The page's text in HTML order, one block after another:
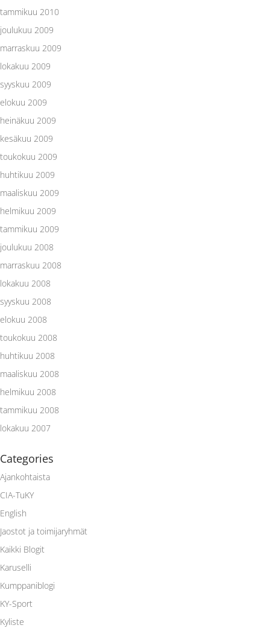
tammikuu 2010
joulukuu 2009
marraskuu 2009
lokakuu 2009
syyskuu 2009
elokuu 2009
heinäkuu 2009
kesäkuu 2009
toukokuu 2009
huhtikuu 2009
maaliskuu 2009
helmikuu 2009
tammikuu 2009
joulukuu 2008
marraskuu 2008
lokakuu 2008
syyskuu 2008
elokuu 2008
toukokuu 2008
huhtikuu 2008
maaliskuu 2008
helmikuu 2008
tammikuu 2008
lokakuu 2007
Categories
Ajankohtaista
CIA-TuKY
English
Jaostot ja toimijaryhmät
Kaikki Blogit
Karuselli
Kumppaniblogi
KY-Sport
Kyliste